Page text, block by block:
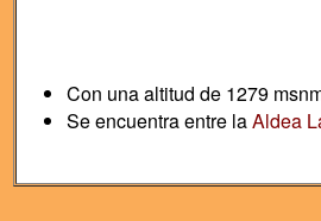
Con una altitud de 1279
Se encuentra entre laAldea